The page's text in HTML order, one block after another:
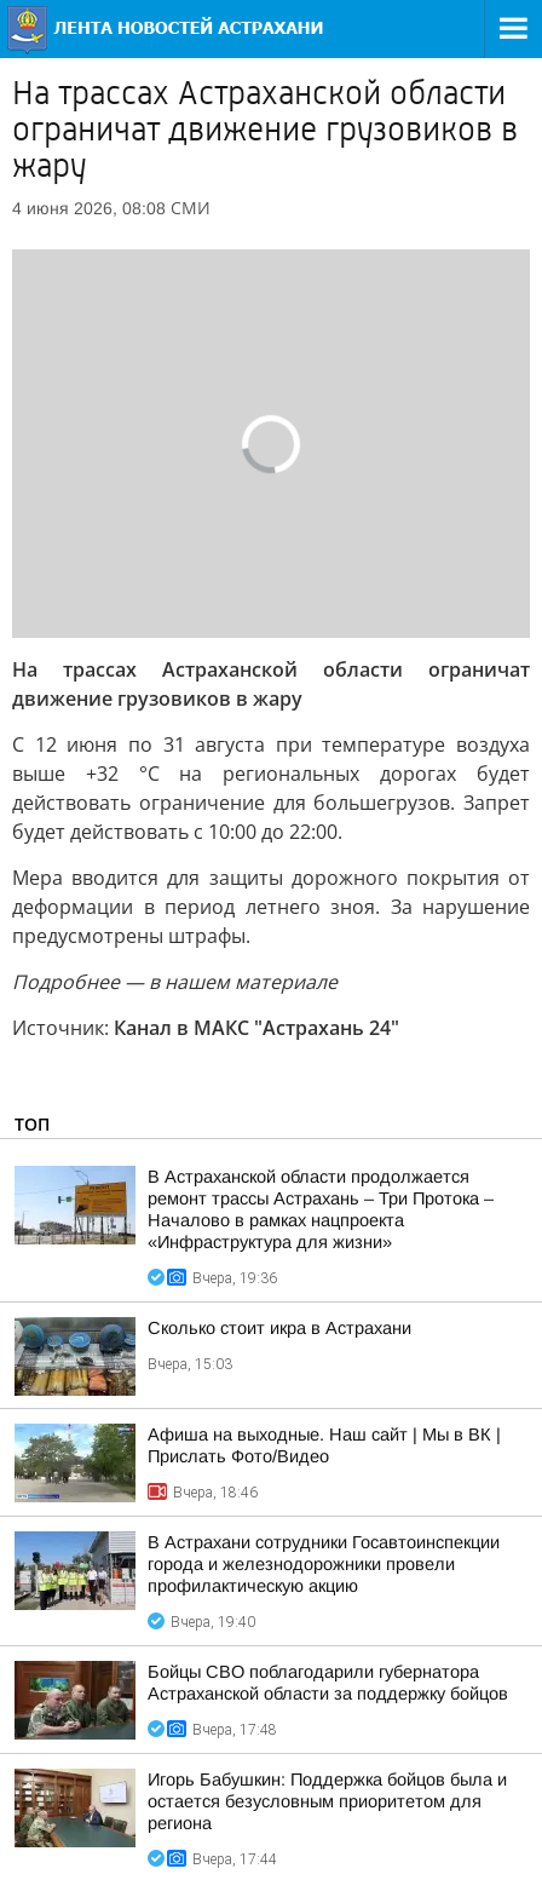
На трассах Астраханской области
ограничат движение грузовиков в
жару
4 июня 2026, 08:08 СМИ
На трассах Астраханской области ограничат
движение грузовиков в жару
С 12 июня по 31 августа при температуре воздуха
выше +32 °C на региональных дорогах будет
действовать ограничение для большегрузов. Запрет
будет действовать с 10:00 до 22:00.
Мера вводится для защиты дорожного покрытия от
деформации в период летнего зноя. За нарушение
предусмотрены штрафы.
Подробнее — в нашем материале
Источник: Канал в МАКС "Астрахань 24"
ТОП
В Астраханской области продолжается
ремонт трассы Астрахань – Три Протока –
Началово в рамках нацпроекта
«Инфраструктура для жизни»
Вчера, 19:36
Сколько стоит икра в Астрахани
Вчера, 15:03
Афиша на выходные. Наш сайт | Мы в ВК |
Прислать Фото/Видео
Вчера, 18:46
В Астрахани сотрудники Госавтоинспекции
города и железнодорожники провели
профилактическую акцию
Вчера, 19:40
Бойцы СВО поблагодарили губернатора
Астраханской области за поддержку бойцов
Вчера, 17:48
Игорь Бабушкин: Поддержка бойцов была и
остается безусловным приоритетом для
региона
Вчера, 17:44